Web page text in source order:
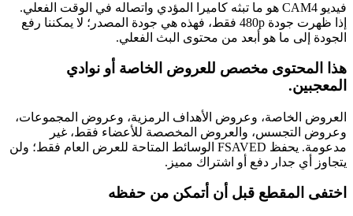
فيديو CAM4 هو ما تبثه كاميرا المؤدي واتصاله في الوقت الفعلي.
إذا ظهرت جودة 480p فقط، فهذه هي جودة المصدر؛ لا يمكننا رفع
الجودة إلى ما هو أبعد من محتوى البث الفعلي.
هذا المحتوى مخصص للعروض الخاصة أو نوادي
المعجبين.
العروض الخاصة، وعروض الأهداف الرمزية، وعروض المجموعات،
وعروض التجسس، والعروض المخصصة للأعضاء فقط، غير
مدعومة. يحفظ FSAVED الوسائط المتاحة للعرض العام فقط؛ ولن
يتجاوز أي جدار دفع أو اشتراك مميز.
اختفى المقطع قبل أن أتمكن من حفظه